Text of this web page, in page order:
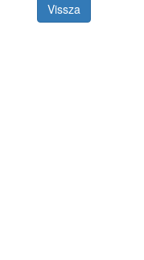
Vissza